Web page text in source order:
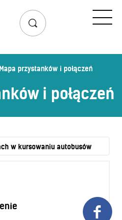

Przejazd
przystanków
wyszukiwarka połączeń
i połączeń
linii nocnych
Bilety
do ulg
biletów ZK„KM”
Mapa przystanków i połączeń
i połączeń
w kursowaniu autobusów